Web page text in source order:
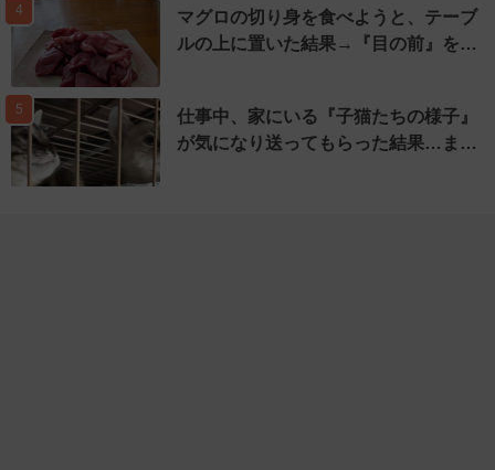
4
マグロの切り身を食べようと、テーブ
ルの上に置いた結果→『目の前』を…
5
仕事中、家にいる『子猫たちの様子』
が気になり送ってもらった結果…ま…